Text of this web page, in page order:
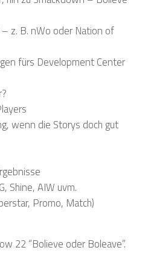
z. B. nWo oder Nation of
fürs Development Center
wenn die Storys doch gut
Shine, AIW uvm.
Promo, Match)
22 “Bolieve oder Boleave”.